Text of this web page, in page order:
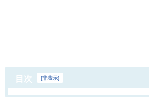
目次 [非表示]